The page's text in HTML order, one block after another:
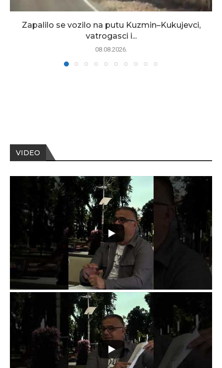
Zapalilo se vozilo na putu Kuzmin–Kukujevci,
vatrogasci i...
08.08.2026.
VIDEO